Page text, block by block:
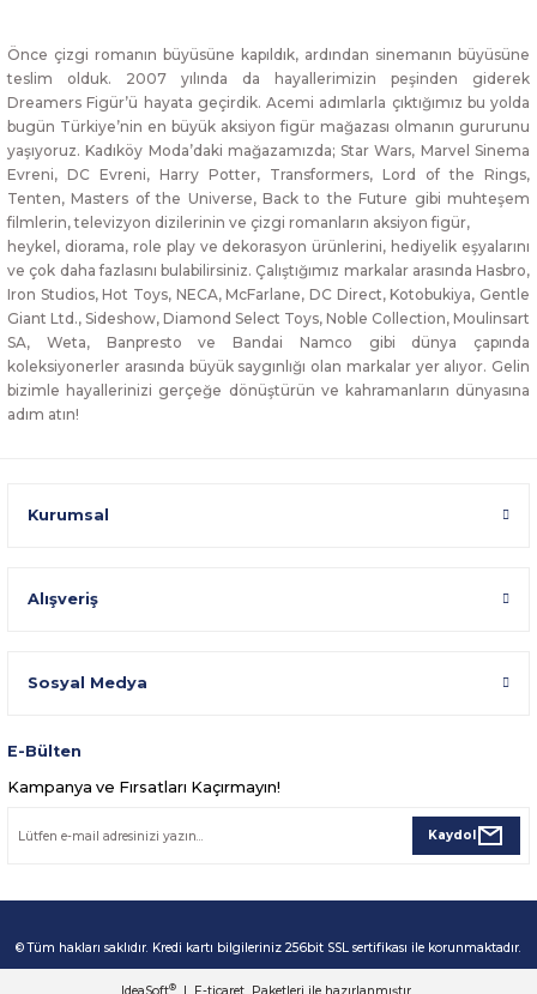
Önce çizgi romanın büyüsüne kapıldık, ardından sinemanın büyüsüne
teslim olduk. 2007 yılında da hayallerimizin peşinden giderek
Dreamers Figür’ü hayata geçirdik. Acemi adımlarla çıktığımız bu yolda
bugün Türkiye’nin en büyük aksiyon figür mağazası olmanın gururunu
yaşıyoruz. Kadıköy Moda’daki mağazamızda; Star Wars, Marvel Sinema
Evreni, DC Evreni, Harry Potter, Transformers, Lord of the Rings,
Tenten, Masters of the Universe, Back to the Future gibi muhteşem
filmlerin, televizyon dizilerinin ve çizgi romanların aksiyon figür,
heykel, diorama, role play ve dekorasyon ürünlerini, hediyelik eşyalarını
ve çok daha fazlasını bulabilirsiniz. Çalıştığımız markalar arasında Hasbro,
Iron Studios, Hot Toys, NECA, McFarlane, DC Direct, Kotobukiya, Gentle
Giant Ltd., Sideshow, Diamond Select Toys, Noble Collection, Moulinsart
SA, Weta, Banpresto ve Bandai Namco gibi dünya çapında
koleksiyonerler arasında büyük saygınlığı olan markalar yer alıyor. Gelin
bizimle hayallerinizi gerçeğe dönüştürün ve kahramanların dünyasına
adım atın!
Kurumsal
Alışveriş
Sosyal Medya
E-Bülten
Kampanya ve Fırsatları Kaçırmayın!
Kaydol
© Tüm hakları saklıdır. Kredi kartı bilgileriniz 256bit SSL sertifikası ile korunmaktadır.
®